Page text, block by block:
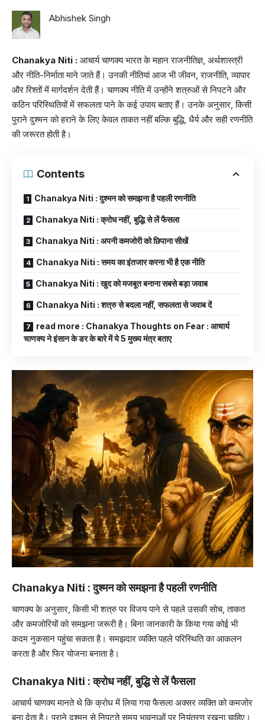
Abhishek Singh
Chanakya Niti : आचार्य चाणक्य भारत के महान राजनीतिज्ञ, अर्थशास्त्री
और नीति-निर्माता माने जाते हैं। उनकी नीतियां आज भी जीवन, राजनीति, व्यापार
और रिश्तों में मार्गदर्शन देती हैं। चाणक्य नीति में उन्होंने शत्रुओं से निपटने और
कठिन परिस्थितियों में सफलता पाने के कई उपाय बताए हैं। उनके अनुसार, किसी
पुराने दुश्मन को हराने के लिए केवल ताकत नहीं बल्कि बुद्धि, धैर्य और सही रणनीति
की जरूरत होती है।
Contents
Chanakya Niti : दुश्मन को समझना है पहली रणनीति
Chanakya Niti : क्रोध नहीं, बुद्धि से लें फैसला
Chanakya Niti : अपनी कमजोरी को छिपाना सीखें
Chanakya Niti : समय का इंतजार करना भी है एक नीति
Chanakya Niti : खुद को मजबूत बनाना सबसे बड़ा जवाब
Chanakya Niti : शत्रु से बदला नहीं, सफलता से जवाब दें
read more : Chanakya Thoughts on Fear : आचार्य
चाणक्य ने इंसान के डर के बारे में ये 5 मुख्य मंत्र बताए
Chanakya Niti : दुश्मन को समझना है पहली रणनीति
चाणक्य के अनुसार, किसी भी शत्रु पर विजय पाने से पहले उसकी सोच, ताकत
और कमजोरियों को समझना जरूरी है। बिना जानकारी के किया गया कोई भी
कदम नुकसान पहुंचा सकता है। समझदार व्यक्ति पहले परिस्थिति का आकलन
करता है और फिर योजना बनाता है।
Chanakya Niti : क्रोध नहीं, बुद्धि से लें फैसला
आचार्य चाणक्य मानते थे कि क्रोध में लिया गया फैसला अक्सर व्यक्ति को कमजोर
बना देता है। पुराने दुश्मन से निपटते समय भावनाओं पर नियंत्रण रखना चाहिए।